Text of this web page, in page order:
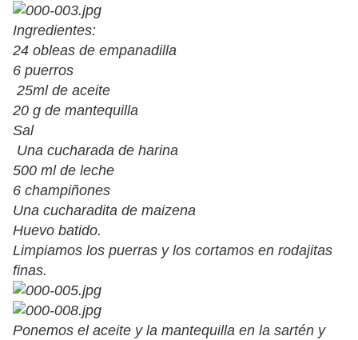
Ingredientes:
24 obleas de empanadilla
6 puerros
25ml de aceite
20 g de mantequilla
Sal
Una cucharada de harina
500 ml de leche
6 champiñones
Una cucharadita de maizena
Huevo batido.
Limpiamos los puerras y los cortamos en rodajitas
finas.
Ponemos el aceite y la mantequilla en la sartén y